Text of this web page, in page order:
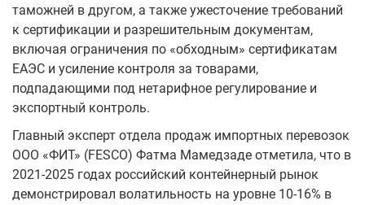
таможней в другом, а также ужесточение требований
к сертификации и разрешительным документам,
включая ограничения по «обходным» сертификатам
ЕАЭС и усиление контроля за товарами,
подпадающими под нетарифное регулирование и
экспортный контроль.
Главный эксперт отдела продаж импортных перевозок
ООО «ФИТ» (FESCO) Фатма Мамедзаде отметила, что в
2021-2025 годах российский контейнерный рынок
демонстрировал волатильность на уровне 10-16% в